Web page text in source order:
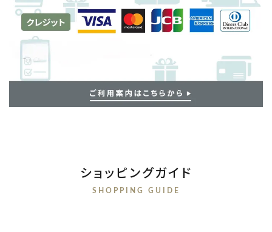
ショッピングガイド
SHOPPING GUIDE